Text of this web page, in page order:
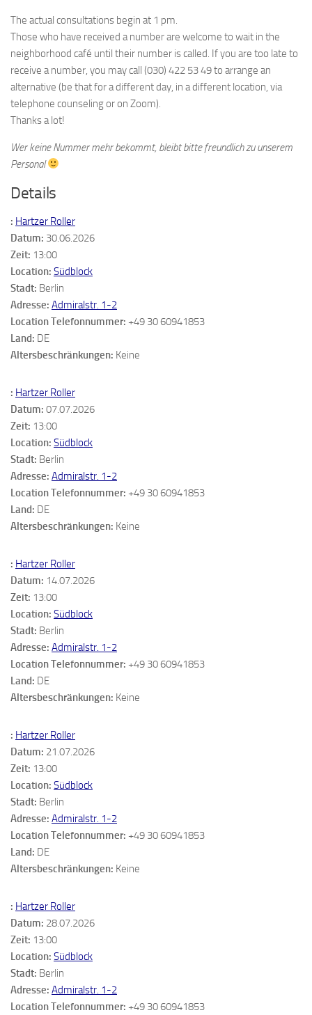
The actual consultations begin at 1 pm.
Those who have received a number are welcome to wait in the
neighborhood café until their number is called. If you are too late to
receive a number, you may call (030) 422 53 49 to arrange an
alternative (be that for a different day, in a different location, via
telephone counseling or on Zoom).
Thanks a lot!
Wer keine Nummer mehr bekommt, bleibt bitte freundlich zu unserem
Personal
Details
: Hartzer Roller
Datum: 30.06.2026
Zeit: 13:00
Location: Südblock
Stadt: Berlin
Adresse: Admiralstr. 1-2
Location Telefonnummer: +49 30 60941853
Land: DE
Altersbeschränkungen: Keine
: Hartzer Roller
Datum: 07.07.2026
Zeit: 13:00
Location: Südblock
Stadt: Berlin
Adresse: Admiralstr. 1-2
Location Telefonnummer: +49 30 60941853
Land: DE
Altersbeschränkungen: Keine
: Hartzer Roller
Datum: 14.07.2026
Zeit: 13:00
Location: Südblock
Stadt: Berlin
Adresse: Admiralstr. 1-2
Location Telefonnummer: +49 30 60941853
Land: DE
Altersbeschränkungen: Keine
: Hartzer Roller
Datum: 21.07.2026
Zeit: 13:00
Location: Südblock
Stadt: Berlin
Adresse: Admiralstr. 1-2
Location Telefonnummer: +49 30 60941853
Land: DE
Altersbeschränkungen: Keine
: Hartzer Roller
Datum: 28.07.2026
Zeit: 13:00
Location: Südblock
Stadt: Berlin
Adresse: Admiralstr. 1-2
Location Telefonnummer: +49 30 60941853